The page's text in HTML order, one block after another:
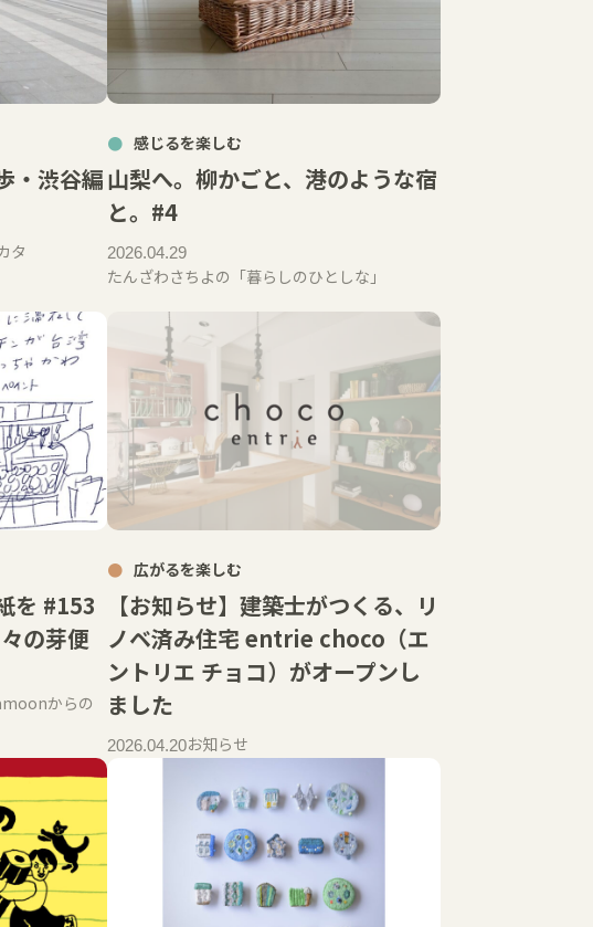
・渋谷編
タ
感じるを楽しむ
山梨へ。柳かごと、港のような宿
と。#4
2026.04.29
たんざわさちよの「暮らしのひとしな」
を #153
の芽便
からの
広がるを楽しむ
【お知らせ】建築士がつくる、リ
ノベ済み住宅 entrie choco（エ
ントリエ チョコ）がオープンし
ました
2026.04.20お知らせ